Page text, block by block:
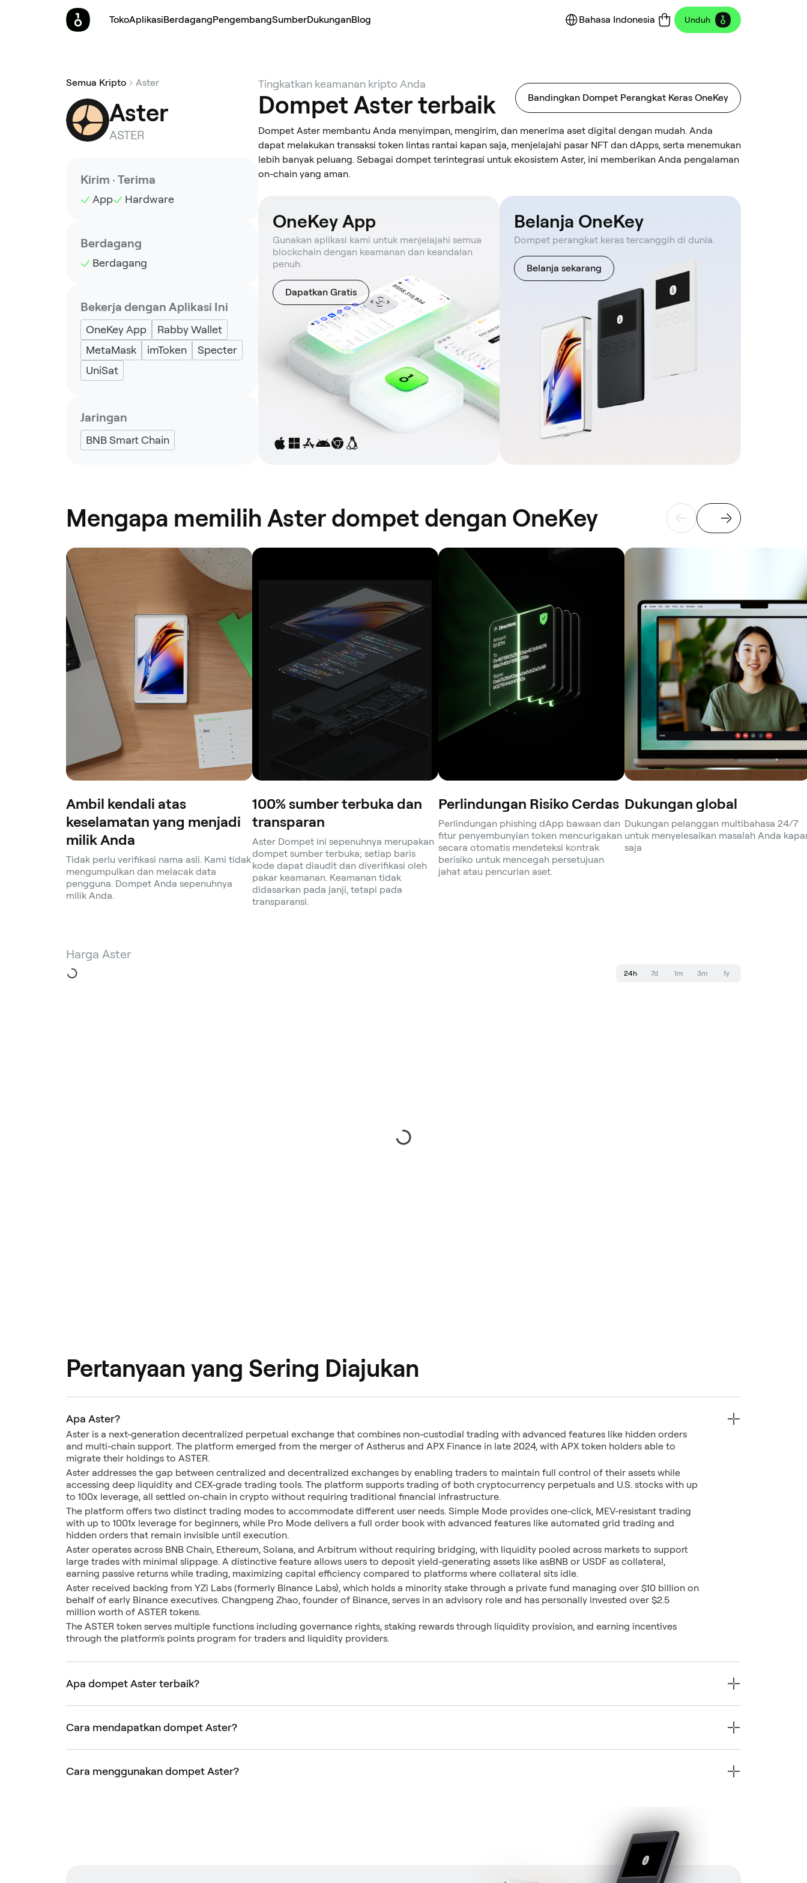
TokoAplikasiBerdagangPengembangSumberDukunganBlog Bahasa Indonesia Unduh
Semua Kripto Aster
Aster
ASTER
Kirim · Terima
App Hardware
Berdagang
Berdagang
Bekerja dengan Aplikasi Ini
OneKey App
Rabby Wallet
MetaMask
imToken
Specter
UniSat
Jaringan
BNB Smart Chain
Tingkatkan keamanan kripto Anda
Dompet Aster terbaik Bandingkan Dompet Perangkat Keras OneKey
Dompet Aster membantu Anda menyimpan, mengirim, dan menerima aset digital dengan mudah. Anda
dapat melakukan transaksi token lintas rantai kapan saja, menjelajahi pasar NFT dan dApps, serta menemukan
lebih banyak peluang. Sebagai dompet terintegrasi untuk ekosistem Aster, ini memberikan Anda pengalaman
on-chain yang aman.
OneKey App
Gunakan aplikasi kami untuk menjelajahi semua
blockchain dengan keamanan dan keandalan
penuh.
Dapatkan Gratis
Belanja OneKey
Dompet perangkat keras tercanggih di dunia.
Belanja sekarang
Mengapa memilih Aster dompet dengan OneKey
Ambil kendali atas
keselamatan yang menjadi
milik Anda
Tidak perlu verifikasi nama asli. Kami tidak
mengumpulkan dan melacak data
pengguna. Dompet Anda sepenuhnya
milik Anda.
100% sumber terbuka dan
transparan
Aster Dompet ini sepenuhnya merupakan
dompet sumber terbuka; setiap baris
kode dapat diaudit dan diverifikasi oleh
pakar keamanan. Keamanan tidak
didasarkan pada janji, tetapi pada
transparansi.
Perlindungan Risiko Cerdas
Perlindungan phishing dApp bawaan dan
fitur penyembunyian token mencurigakan
secara otomatis mendeteksi kontrak
berisiko untuk mencegah persetujuan
jahat atau pencurian aset.
Dukungan global
Dukungan pelanggan multibahasa 24/7
untuk menyelesaikan masalah Anda
saja
Harga Aster
24h 7d 1m 3m 1y
Pertanyaan yang Sering Diajukan
Apa Aster?
Aster is a next-generation decentralized perpetual exchange that combines non-custodial trading with advanced features like hidden orders
and multi-chain support. The platform emerged from the merger of Astherus and APX Finance in late 2024, with APX token holders able to
migrate their holdings to ASTER.
Aster addresses the gap between centralized and decentralized exchanges by enabling traders to maintain full control of their assets while
accessing deep liquidity and CEX-grade trading tools. The platform supports trading of both cryptocurrency perpetuals and U.S. stocks with up
to 100x leverage, all settled on-chain in crypto without requiring traditional financial infrastructure.
The platform offers two distinct trading modes to accommodate different user needs. Simple Mode provides one-click, MEV-resistant trading
with up to 1001x leverage for beginners, while Pro Mode delivers a full order book with advanced features like automated grid trading and
hidden orders that remain invisible until execution.
Aster operates across BNB Chain, Ethereum, Solana, and Arbitrum without requiring bridging, with liquidity pooled across markets to support
large trades with minimal slippage. A distinctive feature allows users to deposit yield-generating assets like asBNB or USDF as collateral,
earning passive returns while trading, maximizing capital efficiency compared to platforms where collateral sits idle.
Aster received backing from YZi Labs (formerly Binance Labs), which holds a minority stake through a private fund managing over $10 billion on
behalf of early Binance executives. Changpeng Zhao, founder of Binance, serves in an advisory role and has personally invested over $2.5
million worth of ASTER tokens.
The ASTER token serves multiple functions including governance rights, staking rewards through liquidity provision, and earning incentives
through the platform's points program for traders and liquidity providers.
Apa dompet Aster terbaik?
Cara mendapatkan dompet Aster?
Cara menggunakan dompet Aster?